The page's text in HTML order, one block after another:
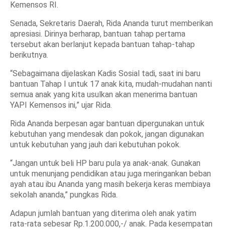
Kemensos RI.
Senada, Sekretaris Daerah, Rida Ananda turut memberikan
apresiasi. Dirinya berharap, bantuan tahap pertama
tersebut akan berlanjut kepada bantuan tahap-tahap
berikutnya.
“Sebagaimana dijelaskan Kadis Sosial tadi, saat ini baru
bantuan Tahap I untuk 17 anak kita, mudah-mudahan nanti
semua anak yang kita usulkan akan menerima bantuan
YAPI Kemensos ini,” ujar Rida.
Rida Ananda berpesan agar bantuan dipergunakan untuk
kebutuhan yang mendesak dan pokok, jangan digunakan
untuk kebutuhan yang jauh dari kebutuhan pokok.
“Jangan untuk beli HP baru pula ya anak-anak. Gunakan
untuk menunjang pendidikan atau juga meringankan beban
ayah atau ibu Ananda yang masih bekerja keras membiaya
sekolah ananda,” pungkas Rida.
Adapun jumlah bantuan yang diterima oleh anak yatim
rata-rata sebesar Rp.1.200.000,-/ anak. Pada kesempatan